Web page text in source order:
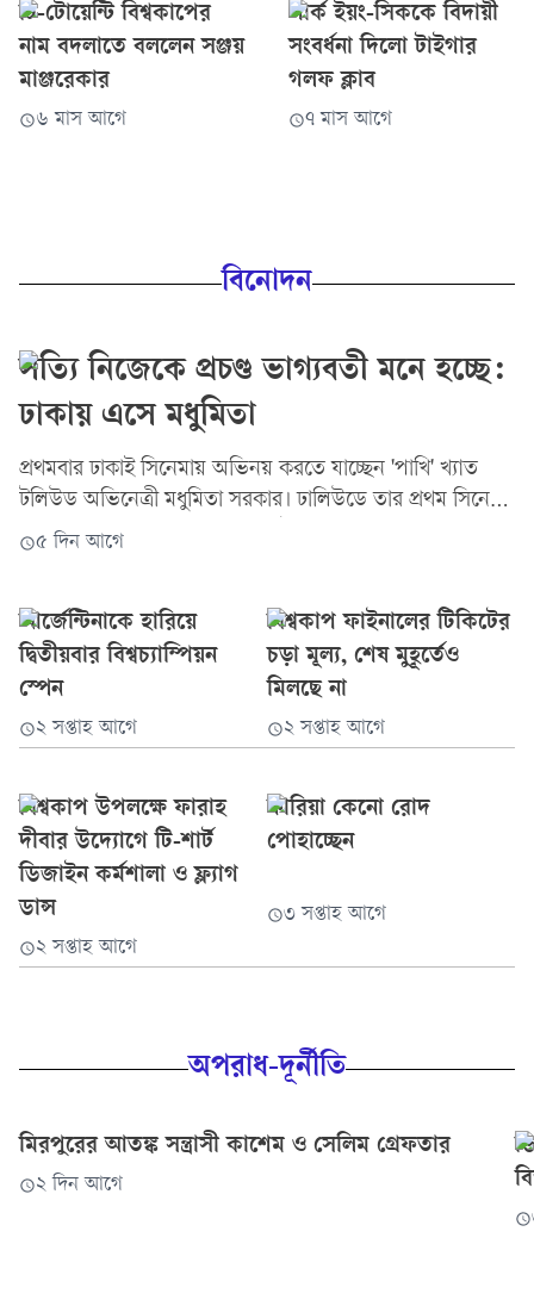
টি-টোয়েন্টি বিশ্বকাপের
নাম বদলাতে বললেন সঞ্জয়
মাঞ্জরেকার
৬ মাস আগে
পার্ক ইয়ং-সিককে বিদায়ী
সংবর্ধনা দিলো টাইগার
গলফ ক্লাব
৭ মাস আগে
বিনোদন
সত্যি নিজেকে প্রচণ্ড ভাগ্যবতী মনে হচ্ছে:
ঢাকায় এসে মধুমিতা
প্রথমবার ঢাকাই সিনেমায় অভিনয় করতে যাচ্ছেন 'পাখি' খ্যাত
টলিউড অভিনেত্রী মধুমিতা সরকার। ঢালিউডে তার প্রথম সিনেমা
হতে যাচ্ছে 'গুলশানের চামেলি'। এই সিনেমার মাধ্যমে নতুন
মহরত ও সংবাদ সম্মেলনে অংশ নেন মধুমিতা। সেখানে কথা
বলতে গিয়ে আবেগ ধরে রাখতে পারেননি ভারতীয় এই
অভিনেত্রী। বাংলাদেশ সফরের অভিজ্ঞতা ও অনুভূতির কথা প্রকাশ
করতে গিয়ে ভালোবাসা ও কৃতজ্ঞতায় ভাসালেন ভক্ত-
অনুরাগীদের। আবেগাপ্লুত মধুমিতা বলেন, "আমি একটাই কথা
পজিটিভিটি আর শুভশক্তি নিয়ে যখন জার্নিটা শুরু করছি,
এরচেয়ে ভালো আর কী হতে...
৫ দিন আগে
আর্জেন্টিনাকে হারিয়ে
দ্বিতীয়বার বিশ্বচ্যাম্পিয়ন
স্পেন
২ সপ্তাহ আগে
বিশ্বকাপ ফাইনালের টিকিটের
চড়া মূল্য, শেষ মুহূর্তেও
মিলছে না
২ সপ্তাহ আগে
বিশ্বকাপ উপলক্ষে ফারাহ
দীবার উদ্যোগে টি-শার্ট
ডিজাইন কর্মশালা ও ফ্ল্যাগ
ডান্স
২ সপ্তাহ আগে
ফারিয়া কেনো রোদ
পোহাচ্ছেন
৩ সপ্তাহ আগে
অপরাধ-দূর্নীতি
মিরপুরের আতঙ্ক সন্ত্রাসী কাশেম ও সেলিম গ্রেফতার
২ দিন আগে